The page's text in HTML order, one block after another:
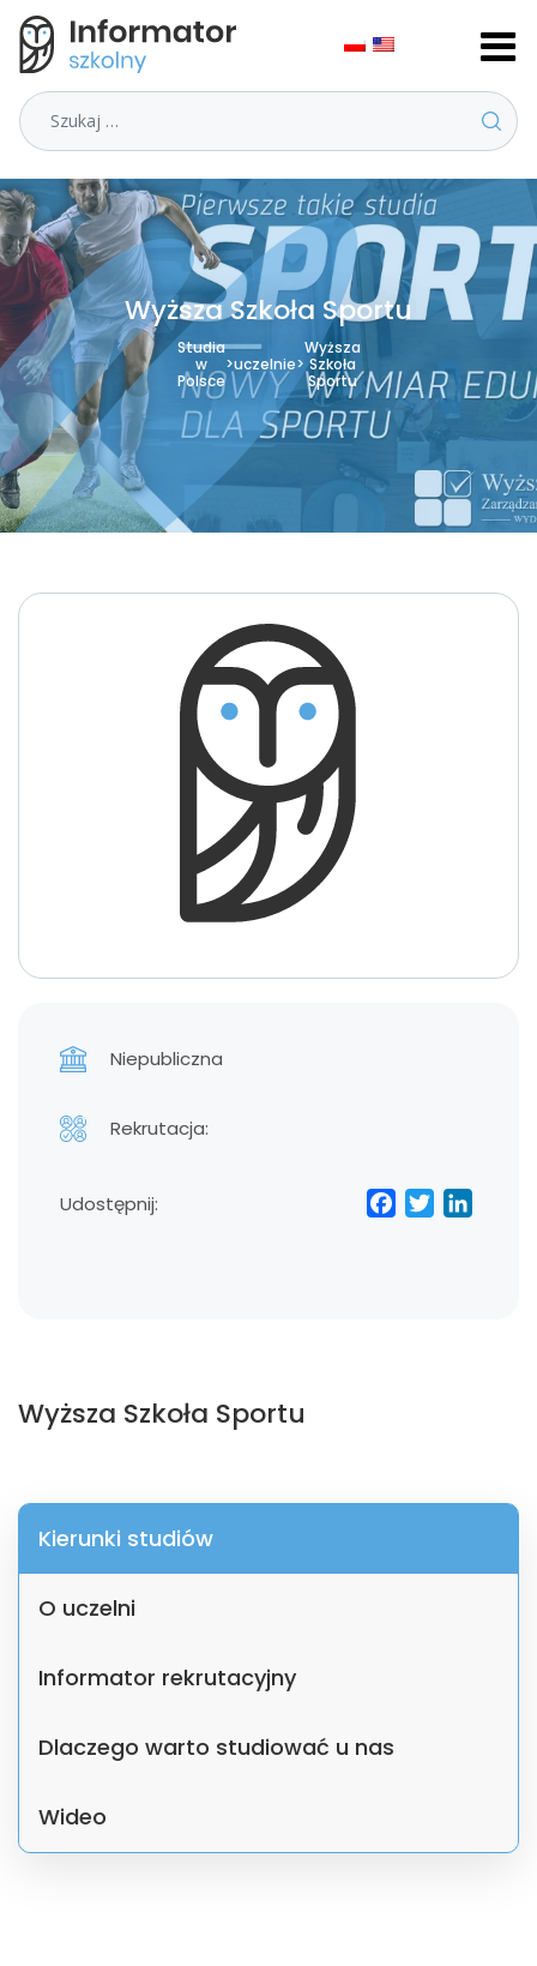
Szukaj
Wyższa Szkoła Sportu
Studia
w
Polsce
>uczelnie>
Wyższa
Szkoła
Sportu
Niepubliczna
Rekrutacja:
Udostępnij:
Wyższa Szkoła Sportu
Kierunki studiów
O uczelni
Informator rekrutacyjny
Dlaczego warto studiować u nas
Wideo